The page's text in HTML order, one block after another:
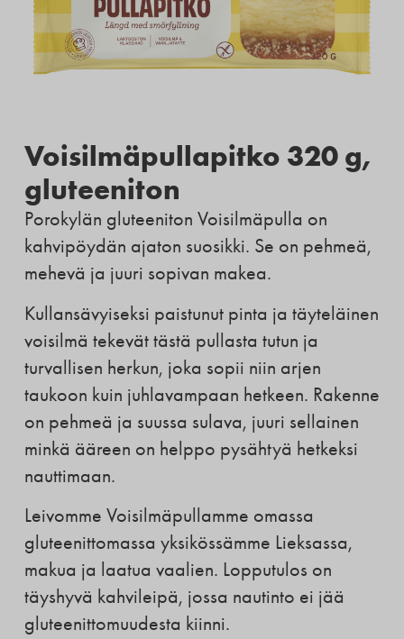
Voisilmäpullapitko 320 g,
gluteeniton
Porokylän gluteeniton Voisilmäpulla on
kahvipöydän ajaton suosikki. Se on pehmeä,
mehevä ja juuri sopivan makea.
Kullansävyiseksi paistunut pinta ja täyteläinen
voisilmä tekevät tästä pullasta tutun ja
turvallisen herkun, joka sopii niin arjen
taukoon kuin juhlavampaan hetkeen. Rakenne
on pehmeä ja suussa sulava, juuri sellainen
minkä ääreen on helppo pysähtyä hetkeksi
nauttimaan.
Leivomme Voisilmäpullamme omassa
gluteenittomassa yksikössämme Lieksassa,
makua ja laatua vaalien. Lopputulos on
täyshyvä kahvileipä, jossa nautinto ei jää
gluteenittomuudesta kiinni.